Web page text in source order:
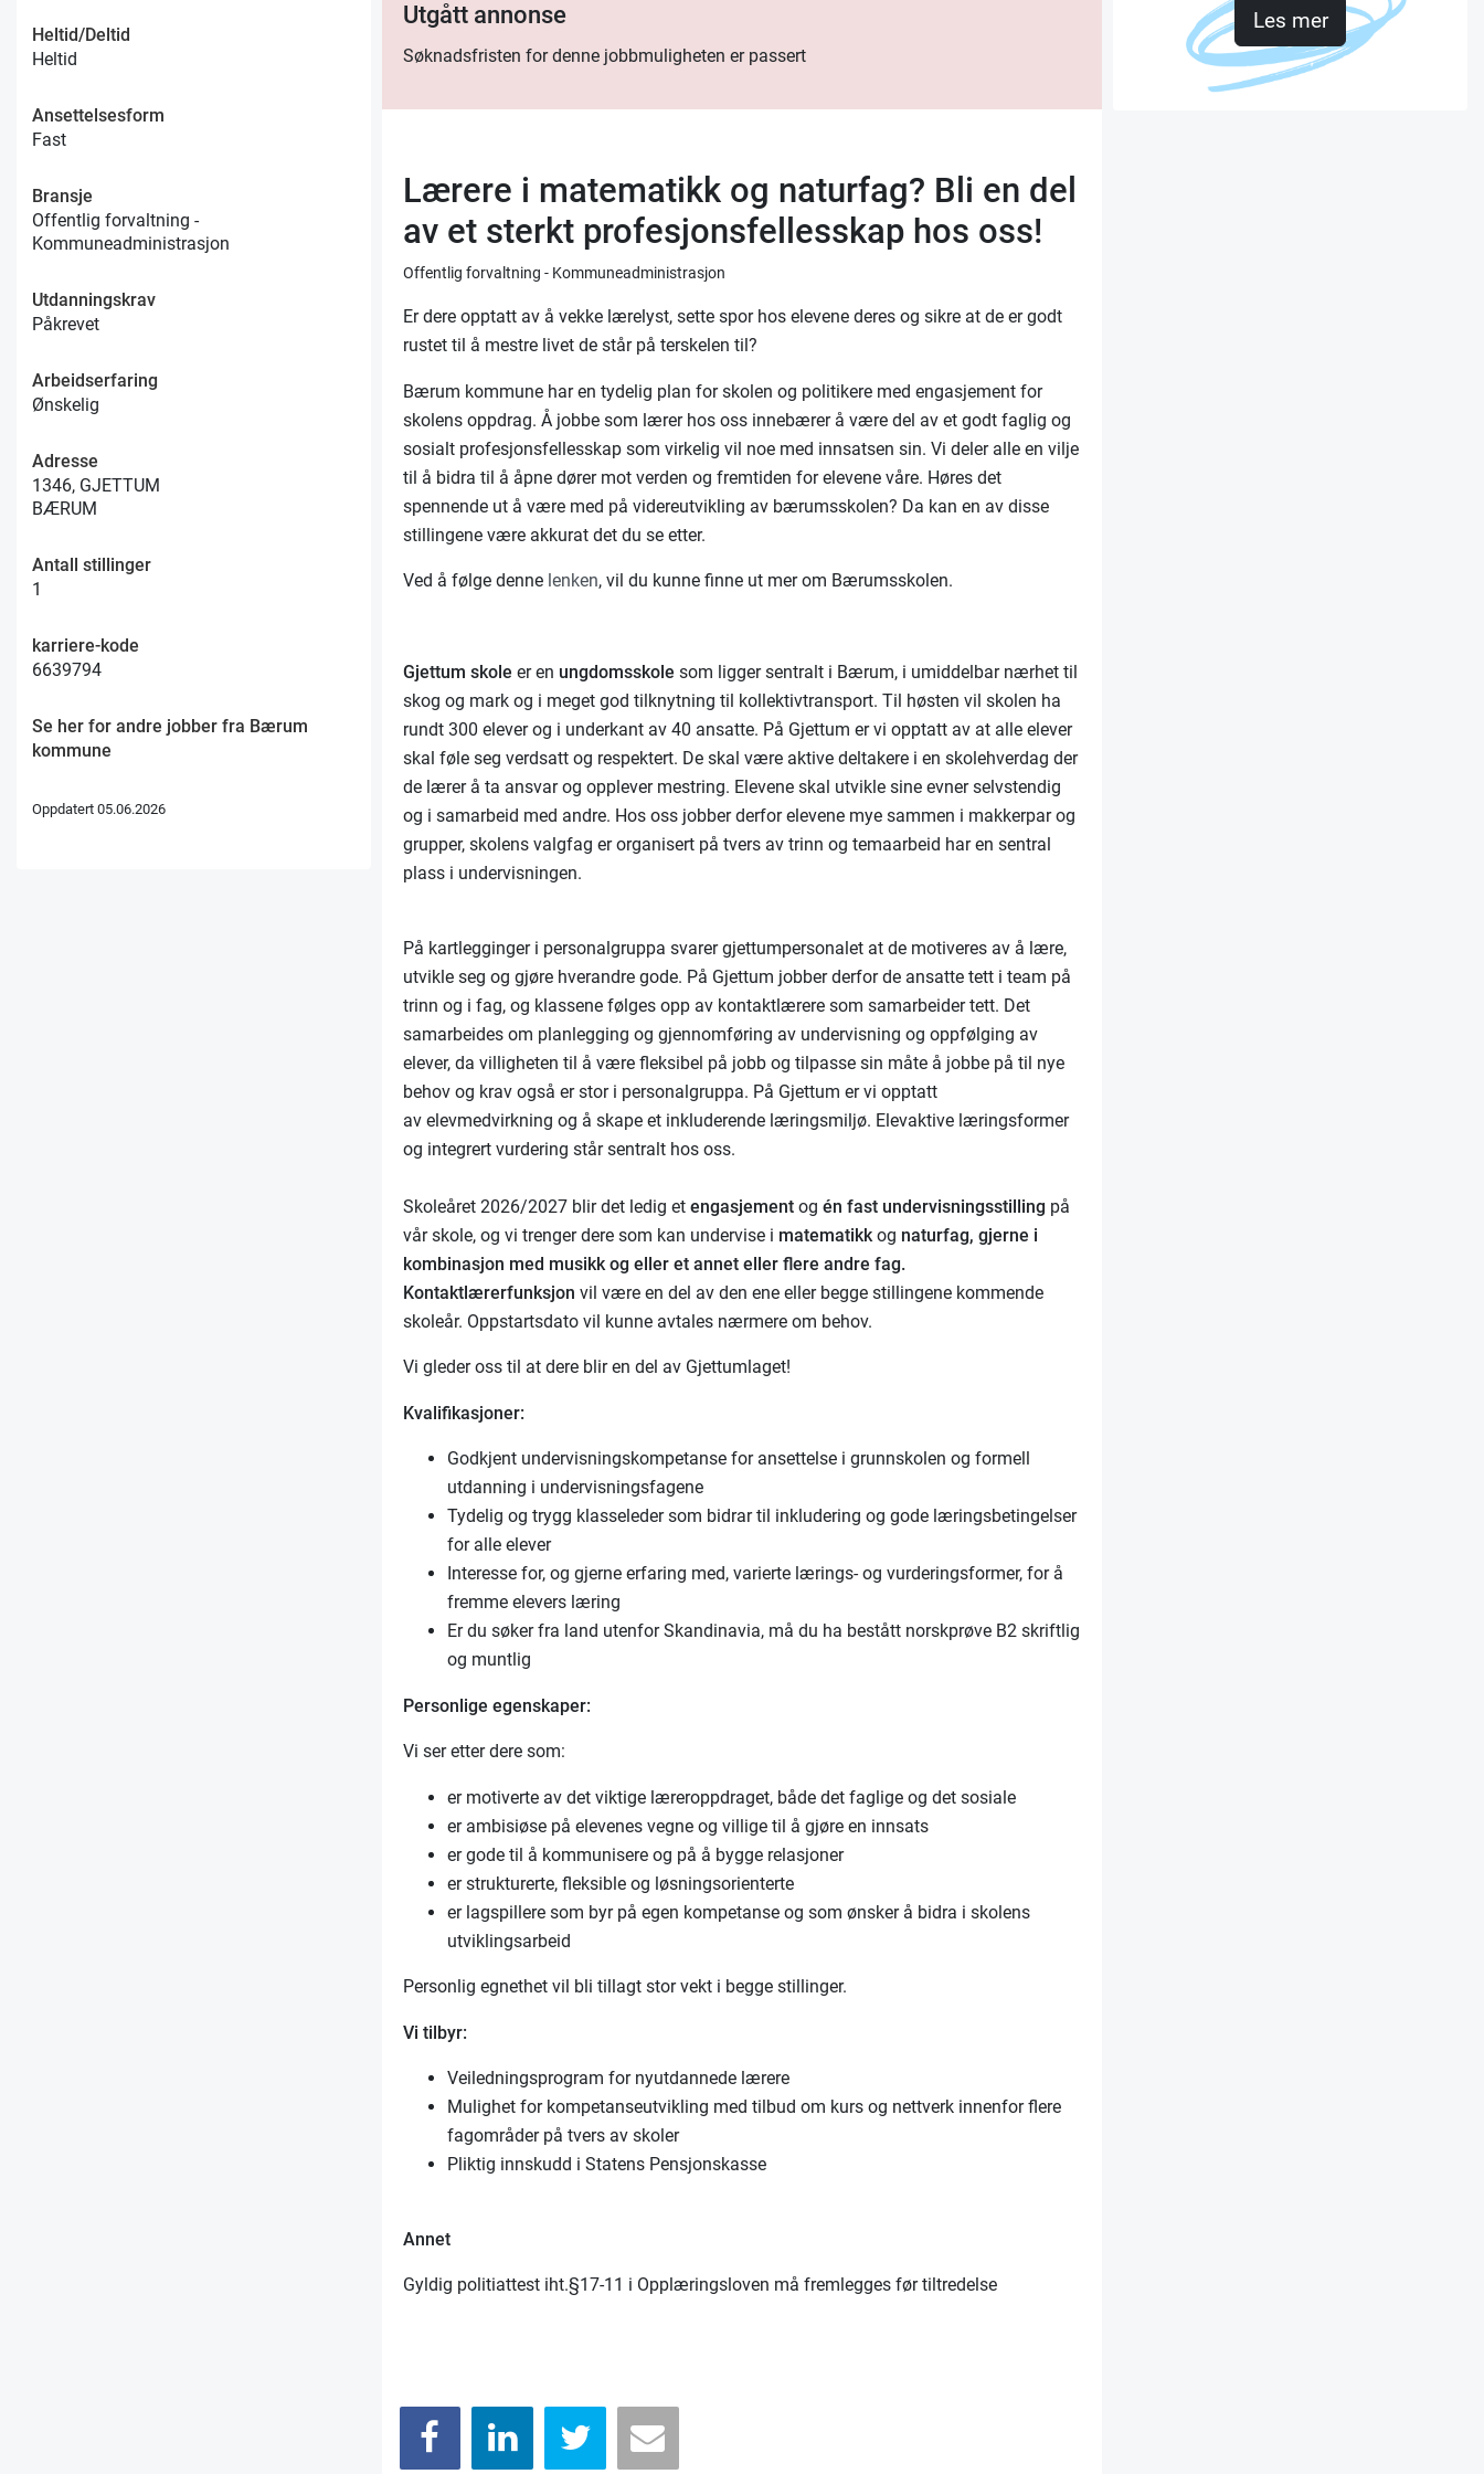
Heltid/Deltid
Heltid
Ansettelsesform
Fast
Bransje
Offentlig forvaltning -
Kommuneadministrasjon
Utdanningskrav
Påkrevet
Arbeidserfaring
Ønskelig
Adresse
1346, GJETTUM
BÆRUM
Antall stillinger
1
karriere-kode
6639794
Se her for andre jobber fra Bærum
kommune
Oppdatert 05.06.2026
Utgått annonse
Søknadsfristen for denne jobbmuligheten er passert
Lærere i matematikk og naturfag? Bli en del
av et sterkt profesjonsfellesskap hos oss!
Offentlig forvaltning - Kommuneadministrasjon
Er dere opptatt av å vekke lærelyst, sette spor hos elevene deres og sikre at de er godt
rustet til å mestre livet de står på terskelen til?
Bærum kommune har en tydelig plan for skolen og politikere med engasjement for
skolens oppdrag. Å jobbe som lærer hos oss innebærer å være del av et godt faglig og
sosialt profesjonsfellesskap som virkelig vil noe med innsatsen sin. Vi deler alle en vilje
til å bidra til å åpne dører mot verden og fremtiden for elevene våre. Høres det
spennende ut å være med på videreutvikling av bærumsskolen? Da kan en av disse
stillingene være akkurat det du se etter.
Ved å følge denne lenken, vil du kunne finne ut mer om Bærumsskolen.
Gjettum skole er en ungdomsskole som ligger sentralt i Bærum, i umiddelbar nærhet til
skog og mark og i meget god tilknytning til kollektivtransport. Til høsten vil skolen ha
rundt 300 elever og i underkant av 40 ansatte. På Gjettum er vi opptatt av at alle elever
skal føle seg verdsatt og respektert. De skal være aktive deltakere i en skolehverdag der
de lærer å ta ansvar og opplever mestring. Elevene skal utvikle sine evner selvstendig
og i samarbeid med andre. Hos oss jobber derfor elevene mye sammen i makkerpar og
grupper, skolens valgfag er organisert på tvers av trinn og temaarbeid har en sentral
plass i undervisningen.
På kartlegginger i personalgruppa svarer gjettumpersonalet at de motiveres av å lære,
utvikle seg og gjøre hverandre gode. På Gjettum jobber derfor de ansatte tett i team på
trinn og i fag, og klassene følges opp av kontaktlærere som samarbeider tett. Det
samarbeides om planlegging og gjennomføring av undervisning og oppfølging av
elever, da villigheten til å være fleksibel på jobb og tilpasse sin måte å jobbe på til nye
behov og krav også er stor i personalgruppa. På Gjettum er vi opptatt
av elevmedvirkning og å skape et inkluderende læringsmiljø. Elevaktive læringsformer
og integrert vurdering står sentralt hos oss.
Skoleåret 2026/2027 blir det ledig etengasjement ogén fast undervisningsstilling på
vår skole, og vi trenger dere som kan undervise i matematikk og naturfag, gjerne i
kombinasjon med musikk og eller et annet eller flere andre fag.
Kontaktlærerfunksjon vil være en del av den ene eller begge stillingene kommende
skoleår. Oppstartsdato vil kunne avtales nærmere om behov.
Vi gleder oss til at dere blir en del av Gjettumlaget!
Kvalifikasjoner:
Godkjent undervisningskompetanse for ansettelse i grunnskolen og formell
utdanning i undervisningsfagene
Tydelig og trygg klasseleder som bidrar til inkludering og gode læringsbetingelser
for alle elever
Interesse for, og gjerne erfaring med, varierte lærings- og vurderingsformer, for å
fremme elevers læring
Er du søker fra land utenfor Skandinavia, må du ha bestått norskprøve B2 skriftlig
og muntlig
Personlige egenskaper:
Vi ser etter dere som:
er motiverte av det viktige læreroppdraget, både det faglige og det sosiale
er ambisiøse på elevenes vegne og villige til å gjøre en innsats
er gode til å kommunisere og på å bygge relasjoner
er strukturerte, fleksible og løsningsorienterte
er lagspillere som byr på egen kompetanse og som ønsker å bidra i skolens
utviklingsarbeid
Personlig egnethet vil bli tillagt stor vekt i begge stillinger.
Vi tilbyr:
Veiledningsprogram for nyutdannede lærere
Mulighet for kompetanseutvikling med tilbud om kurs og nettverk innenfor flere
fagområder på tvers av skoler
Pliktig innskudd i Statens Pensjonskasse
Annet
Gyldig politiattest iht.§17-11 i Opplæringsloven må fremlegges før tiltredelse
Les mer